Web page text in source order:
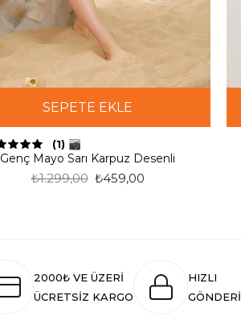
SEPETE EKLE
(1)
Genç Mayo Sarı Karpuz Desenli
₺459,00
₺1.299,00
2000₺ VE ÜZERİ
ÜCRETSİZ KARGO
HIZLI
GÖNDERİ